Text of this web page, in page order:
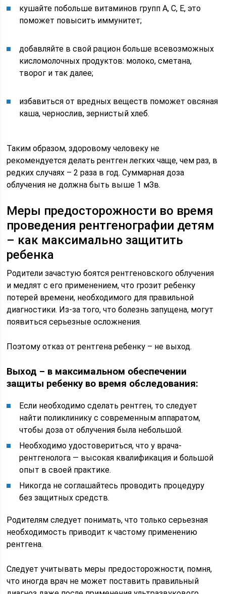
кушайте побольше витаминов групп А, С, Е, это
поможет повысить иммунитет;
добавляйте в свой рацион больше всевозможных
кисломолочных продуктов: молоко, сметана,
творог и так далее;
избавиться от вредных веществ поможет овсяная
каша, чернослив, зернистый хлеб.
Таким образом, здоровому человеку не
рекомендуется делать рентген легких чаще, чем раз, в
редких случаях – 2 раза в год. Суммарная доза
облучения не должна быть выше 1 мЗв.
Меры предосторожности во время
проведения рентгенографии детям
– как максимально защитить
ребенка
Родители зачастую боятся рентгеновского облучения
и медлят с его применением, что грозит ребенку
потерей времени, необходимого для правильной
диагностики. Из-за того, что болезнь запущена, могут
появиться серьезные осложнения.
Поэтому отказ от рентгена ребенку – не выход.
Выход – в максимальном обеспечении
защиты ребенку во время обследования:
Если необходимо сделать рентген, то следует
найти поликлинику с современным аппаратом,
чтобы доза от облучения была небольшой.
Необходимо удостовериться, что у врача-
рентгенолога — высокая квалификация и большой
опыт в своей практике.
Никогда не соглашайтесь проводить процедуру
без защитных средств.
Родителям следует понимать, что только серьезная
необходимость приводит к частому применению
рентгена.
Следует учитывать меры предосторожности, помня,
что иногда врач не может поставить правильный